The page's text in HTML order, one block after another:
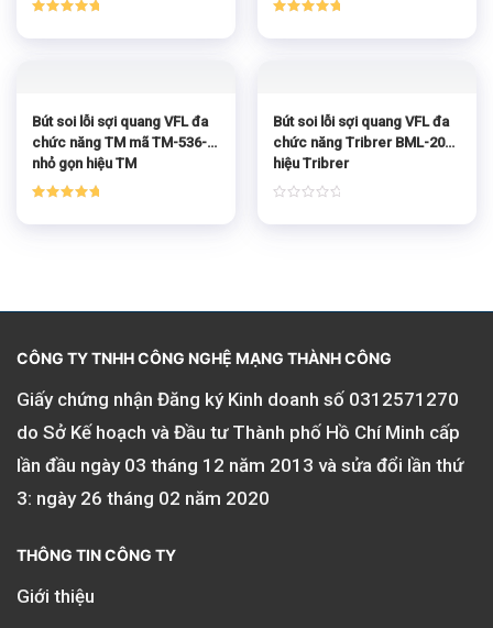
hạng5.00
hạng5.00
Bút soi lỗi sợi quang VFL đa
chức năng TM mã TM-536-1
nhỏ gọn hiệu TM
hạng5.00
Bút soi lỗi sợi quang VFL đa
chức năng Tribrer BML-209
hiệu Tribrer
xếp
CÔNG TY TNHH CÔNG NGHỆ MẠNG THÀNH CÔNG
Giấy chứng nhận Đăng ký Kinh doanh số 0312571270
do Sở Kế hoạch và Đầu tư Thành phố Hồ Chí Minh cấp
lần đầu ngày 03 tháng 12 năm 2013 và sửa đổi lần thứ
3: ngày 26 tháng 02 năm 2020
THÔNG TIN CÔNG TY
Giới thiệu